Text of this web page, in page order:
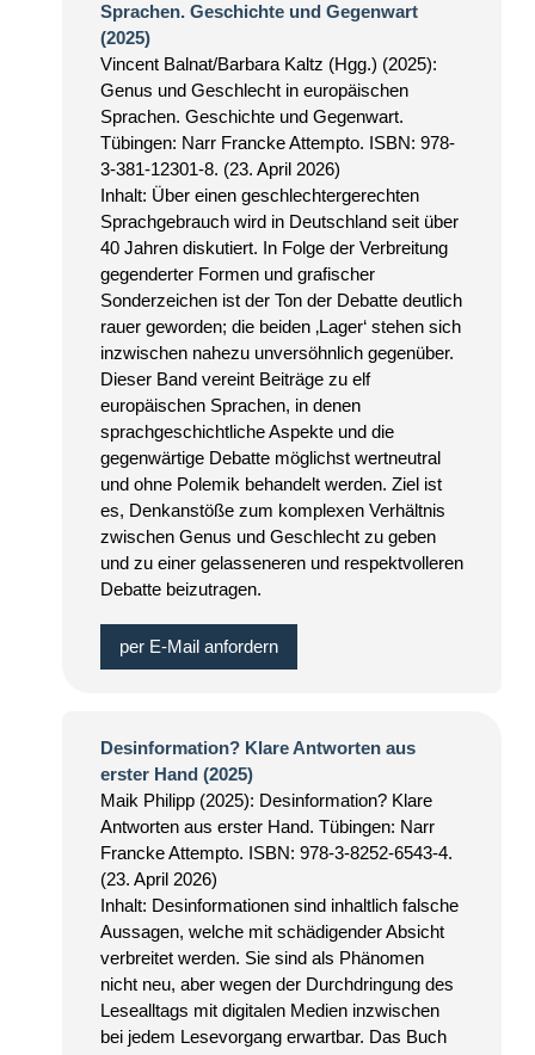
Sprachen. Geschichte und Gegenwart
(2025)
Vincent Balnat/Barbara Kaltz (Hgg.) (2025):
Genus und Geschlecht in europäischen
Sprachen. Geschichte und Gegenwart.
Tübingen: Narr Francke Attempto. ISBN: 978-
3-381-12301-8. (23. April 2026)
Inhalt: Über einen geschlechtergerechten
Sprachgebrauch wird in Deutschland seit über
40 Jahren diskutiert. In Folge der Verbreitung
gegenderter Formen und grafischer
Sonderzeichen ist der Ton der Debatte deutlich
rauer geworden; die beiden ‚Lager‘ stehen sich
inzwischen nahezu unversöhnlich gegenüber.
Dieser Band vereint Beiträge zu elf
europäischen Sprachen, in denen
sprachgeschichtliche Aspekte und die
gegenwärtige Debatte möglichst wertneutral
und ohne Polemik behandelt werden. Ziel ist
es, Denkanstöße zum komplexen Verhältnis
zwischen Genus und Geschlecht zu geben
und zu einer gelasseneren und respektvolleren
Debatte beizutragen.
per E-Mail anfordern
Desinformation? Klare Antworten aus
erster Hand (2025)
Maik Philipp (2025): Desinformation? Klare
Antworten aus erster Hand. Tübingen: Narr
Francke Attempto. ISBN: 978-3-8252-6543-4.
(23. April 2026)
Inhalt: Desinformationen sind inhaltlich falsche
Aussagen, welche mit schädigender Absicht
verbreitet werden. Sie sind als Phänomen
nicht neu, aber wegen der Durchdringung des
Lesealltags mit digitalen Medien inzwischen
bei jedem Lesevorgang erwartbar. Das Buch